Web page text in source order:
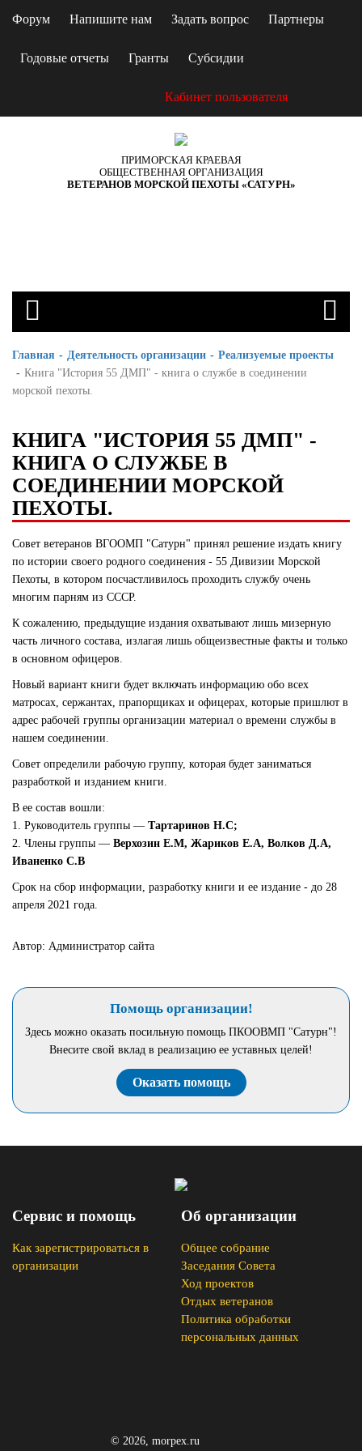
Форум Напишите нам Задать вопрос Партнеры
Годовые отчеты Гранты Субсидии
Кабинет пользователя
ПРИМОРСКАЯ КРАЕВАЯ
ОБЩЕСТВЕННАЯ ОРГАНИЗАЦИЯ
ВЕТЕРАНОВ МОРСКОЙ ПЕХОТЫ «САТУРН»
Главная Деятельность организации
Реализуемые проекты
Книга "История 55 ДМП" - книга о службе в соединении
морской пехоты.
КНИГА "ИСТОРИЯ 55 ДМП" -
КНИГА О СЛУЖБЕ В
СОЕДИНЕНИИ МОРСКОЙ
ПЕХОТЫ.
Совет ветеранов ВГООМП "Сатурн" принял решение издать книгу
по истории своего родного соединения - 55 Дивизии Морской
Пехоты, в котором посчастливилось проходить службу очень
многим парням из СССР.
К сожалению, предыдущие издания охватывают лишь мизерную
часть личного состава, излагая лишь общеизвестные факты и только
в основном офицеров.
Новый вариант книги будет включать информацию обо всех
матросах, сержантах, прапорщиках и офицерах, которые пришлют в
адрес рабочей группы организации материал о времени службы в
нашем соединении.
Совет определили рабочую группу, которая будет заниматься
разработкой и изданием книги.
В ее состав вошли:
1. Руководитель группы — Тартаринов Н.С;
2. Члены группы — Верхозин Е.М, Жариков Е.А, Волков Д.А,
Иваненко С.В
Срок на сбор информации, разработку книги и ее издание - до 28
апреля 2021 года.
Автор: Администратор сайта
Помощь организации!
Здесь можно оказать посильную помощь ПКООВМП "Сатурн"!
Внесите свой вклад в реализацию ее уставных целей!
Оказать помощь
Сервис и помощь
Как зарегистрироваться в
организации
Об организации
Общее собрание
Заседания Совета
Ход проектов
Отдых ветеранов
Политика обработки
персональных данных
© 2026, morpex.ru